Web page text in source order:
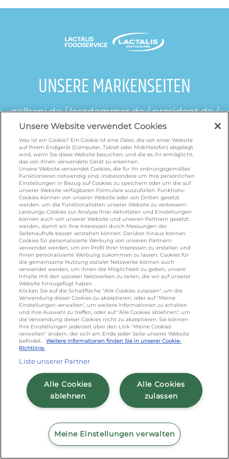
UNSERE MARKENSEITEN
galbani.de/leerdammer.de/president.de/
salakis.de/frankenland.com
KONTAKT
foodservice.info@de.lactalis.com
Lactalis Deutschland GmbH - Tel: +49 (0)751
887 366 /lactalis.de
Omira Bodenseemilch GmbH - Tel: +49
(0)751 887 366 /omira.de
Cookie Richtlinie/Sitemap/Datenschutz
Impressum/AGB
Unsere Website verwendet Cookies
Was ist ein Cookie? Ein Cookie ist eine Datei, die von einer Website
auf Ihrem Endgerät (Computer, Tablet oder Mobiltelefon) abgelegt
wird, wenn Sie diese Website besuchen, und die es ihr ermöglicht,
das von Ihnen verwendete Gerät zu erkennen.
Unsere Website verwendet Cookies, die für ihr ordnungsgemäßes
Funktionieren notwendig sind, insbesondere um Ihre persönlichen
Einstellungen in Bezug auf Cookies zu speichern oder um die auf
unserer Website verfügbaren Formulare auszufüllen. Funktions-
Cookies können von unserer Website oder von Dritten gesetzt
werden, um die Funktionalitäten unserer Website zu verbessern.
Leistungs-Cookies zur Analyse Ihrer Aktivitäten und Einstellungen
können auch von unserer Website und unseren Partnern gesetzt
werden, damit wir Ihre Interessen durch Messungen der
Seitenaufrufe besser verstehen können. Darüber hinaus können
Cookies für personalisierte Werbung von unseren Partnern
verwendet werden, um ein Profil Ihrer Interessen zu erstellen und
Ihnen personalisierte Werbung zukommen zu lassen. Cookies für
die gemeinsame Nutzung sozialer Netzwerke können auch
verwendet werden, um Ihnen die Möglichkeit zu geben, unsere
Inhalte mit den sozialen Netzwerken zu teilen, die wir auf unserer
Website hinzugefügt haben.
Klicken Sie auf die Schaltfläche "Alle Cookies zulassen", um die
Verwendung dieser Cookies zu akzeptieren, oder auf "Meine
Einstellungen verwalten", um weitere Informationen zu erhalten
und Ihre Auswahl zu treffen, oder auf "Alle Cookies ablehnen", um
die Verwendung dieser Cookies nicht zu akzeptieren. Sie können
Ihre Einstellungen jederzeit über den Link "Meine Cookies
verwalten" ändern, der sich am Ende jeder Seite unserer Website
befindet.
Weitere Informationen finden Sie in unserer Cookie-
Richtlinie.
Liste unserer Partner
Alle Cookies
zulassen
Alle Cookies
ablehnen
Meine Einstellungen verwalten